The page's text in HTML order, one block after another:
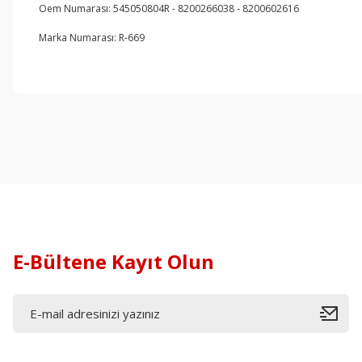
Oem Numarası: 545050804R - 8200266038 - 8200602616
Marka Numarası: R-669
E-Bültene Kayıt Olun